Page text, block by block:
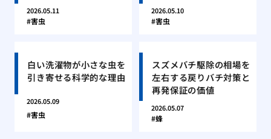
2026.05.11
害虫
2026.05.10
害虫
白い洗濯物が小さな虫を
引き寄せる科学的な理由
2026.05.09
害虫
スズメバチ駆除の相場を
左右する戻りバチ対策と
再発保証の価値
2026.05.07
蜂